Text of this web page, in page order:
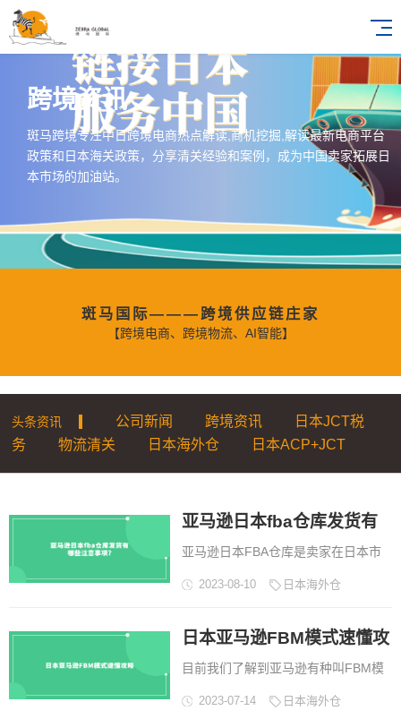
跨境资讯
斑马跨境专注中日跨境电商热点解读,商机挖掘,解读最新电商平台
政策和日本海关政策，分享清关经验和案例，成为中国卖家拓展日
本市场的加油站。
斑马国际———跨境供应链庄家
【跨境电商、跨境物流、AI智能】
头条资讯 公司新闻 跨境资讯
日本JCT税
务
物流清关 日本海外仓 日本ACP+JCT
亚马逊日本fba仓库发货有
哪些注意事项?
亚马逊日本FBA仓库是卖家在日本市
务，卖家可以获得高效便捷的物流支
2023-08-10 日本海外仓
日本亚马逊FBM模式速懂攻
略
目前我们了解到亚马逊有种叫FBM模
这种发货方式并不了解，今天我们就
2023-07-14 日本海外仓